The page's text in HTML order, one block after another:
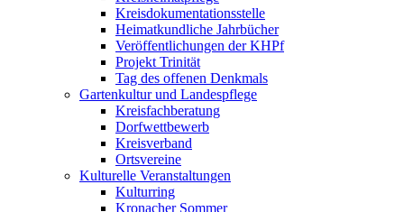
Kreisdokumentationsstelle
Heimatkundliche Jahrbücher
Veröffentlichungen der KHPf
Projekt Trinität
Tag des offenen Denkmals
Gartenkultur und Landespflege
Kreisfachberatung
Dorfwettbewerb
Kreisverband
Ortsvereine
Kulturelle Veranstaltungen
Kulturring
Kronacher Sommer